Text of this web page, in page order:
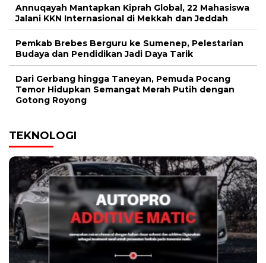
Annuqayah Mantapkan Kiprah Global, 22 Mahasiswa
Jalani KKN Internasional di Mekkah dan Jeddah
Pemkab Brebes Berguru ke Sumenep, Pelestarian
Budaya dan Pendidikan Jadi Daya Tarik
Dari Gerbang hingga Taneyan, Pemuda Pocang
Temor Hidupkan Semangat Merah Putih dengan
Gotong Royong
TEKNOLOGI